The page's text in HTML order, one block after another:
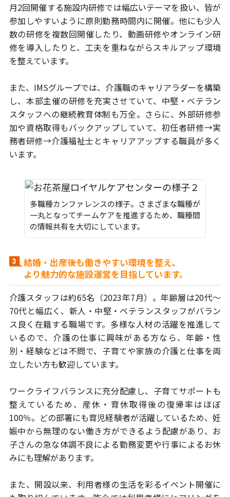
月2回開催する施設内研修では幅広いテーマを扱い、 皆が
参加しやすいように原則勤務時間内に開催。他にも少人
数の研修を複数回開催したり、動画研修やオンライン研
修を導入したりと、工夫を重ねながらスキルアップ環境
を整えています。
また、IMSグループでは、介護職のキャリアラダーを構築
し、本部主催の研修を充実させていて、中堅・ベテラン
スタッフへの継続教育体制も万全。 さらに、外部研修参
加や資格取得もバックアップしていて、 初任者研修→実
務者研修→介護福祉士とキャリアアップする職員が多く
います。
多職種カンファレンスの様子。さまざまな職種が
一丸となってチームケアを推進するため、職種間
の情報共有を大切にしています。
結婚・出産後も働きやすい環境を整え、
より魅力的な施設運営を目指しています。
介護スタッフは約65名（2023年7月）。年齢層は20代～
70代と幅広く、新人・ 中堅・ベテランスタッフがバラン
ス良く在籍する職場です。多様な人材の活躍を推進して
いるので、介護の仕事に興味がある方なら、年齢・性
別・経験などは不問で、子育てや家族の介護と仕事を両
立したい方も歓迎しています。
ワークライフバランスに充分配慮し、子育てサポートも
整えているため、 産休・育休取得後の復帰率はほぼ
100％。どの部署にも育児経験者が活躍しているため、妊
娠中から無理のない働き方ができるよう配慮があり、お
子さんの急な体調不良による勤務変更や行事によるお休
みにも理解があります。
また、開設以来、利用者様の生活を彩るイベント開催に